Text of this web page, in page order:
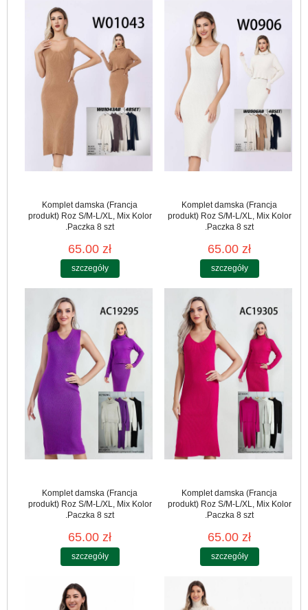
Komplet damska (Francja
produkt) Roz S/M-L/XL, Mix Kolor
.Paczka 8 szt
65.00 zł
szczegóły
Komplet damska (Francja
produkt) Roz S/M-L/XL, Mix Kolor
.Paczka 8 szt
65.00 zł
szczegóły
Komplet damska (Francja
produkt) Roz S/M-L/XL, Mix Kolor
.Paczka 8 szt
65.00 zł
szczegóły
Komplet damska (Francja
produkt) Roz S/M-L/XL, Mix Kolor
.Paczka 8 szt
65.00 zł
szczegóły